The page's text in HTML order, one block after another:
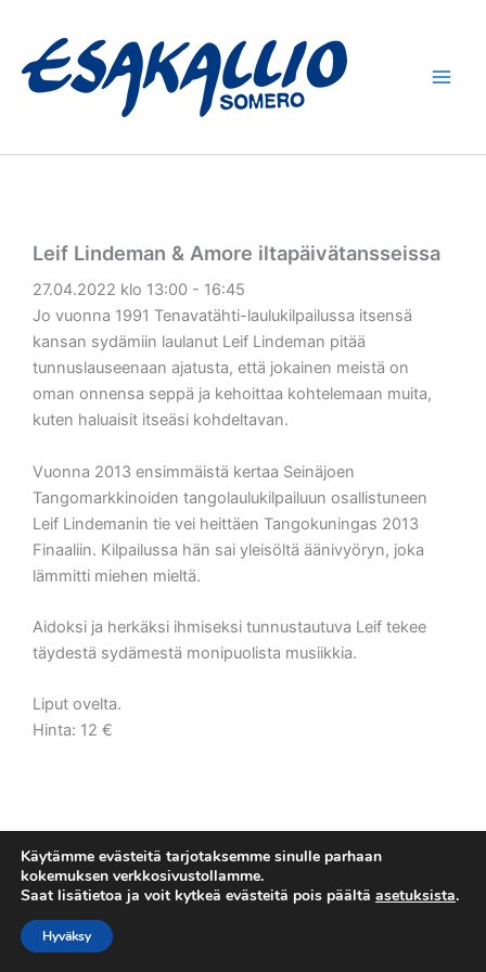
sisältöön
Leif Lindeman & Amore iltapäivätansseissa
27.04.2022 klo 13:00 - 16:45
Jo vuonna 1991 Tenavatähti-laulukilpailussa itsensä
kansan sydämiin laulanut Leif Lindeman pitää
tunnuslauseenaan ajatusta, että jokainen meistä on
oman onnensa seppä ja kehoittaa kohtelemaan muita,
kuten haluaisit itseäsi kohdeltavan.
Vuonna 2013 ensimmäistä kertaa Seinäjoen
Tangomarkkinoiden tangolaulukilpailuun osallistuneen
Leif Lindemanin tie vei heittäen Tangokuningas 2013
Finaaliin. Kilpailussa hän sai yleisöltä äänivyöryn, joka
lämmitti miehen mieltä.
Aidoksi ja herkäksi ihmiseksi tunnustautuva Leif tekee
täydestä sydämestä monipuolista musiikkia.
Liput ovelta.
Hinta: 12 €
Tietosuojaseloste
Käytämme evästeitä tarjotaksemme sinulle parhaan
kokemuksen verkkosivustollamme.
Saat lisätietoa ja voit kytkeä evästeitä pois päältä asetuksista.
Hyväksy